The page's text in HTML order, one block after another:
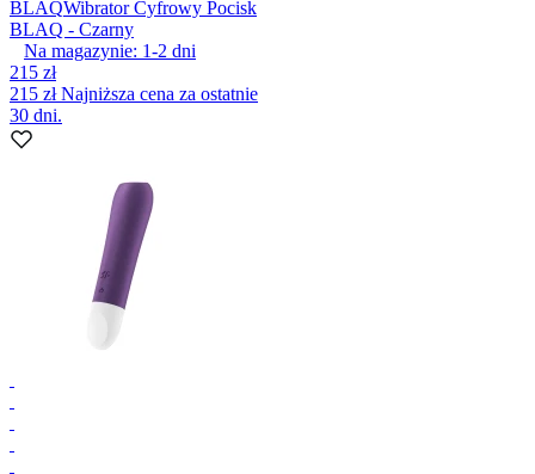
BLAQWibrator Cyfrowy Pocisk
BLAQ - Czarny
Na magazynie: 1-2 dni
215 zł
215 złNajniższa cena za ostatnie
30 dni.